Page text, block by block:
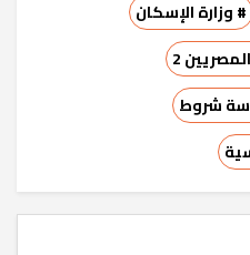
# وزارة الإسكان
2